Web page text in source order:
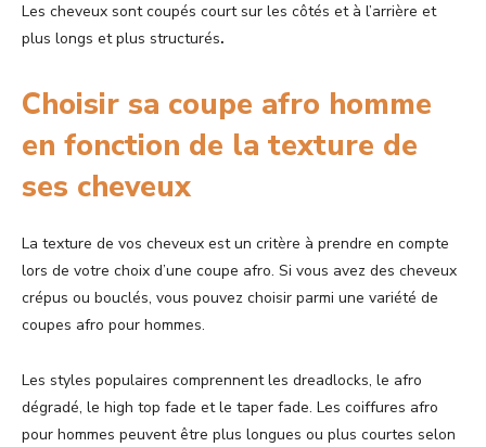
Les cheveux sont coupés court sur les côtés et à l’arrière et
plus longs et plus structurés.
Choisir sa coupe afro homme
en fonction de la texture de
ses cheveux
La texture de vos cheveux est un critère à prendre en compte
lors de votre choix d’une coupe afro. Si vous avez des cheveux
crépus ou bouclés, vous pouvez choisir parmi une variété de
coupes afro pour hommes.
Les styles populaires comprennent les dreadlocks, le afro
dégradé, le high top fade et le taper fade. Les coiffures afro
pour hommes peuvent être plus longues ou plus courtes selon